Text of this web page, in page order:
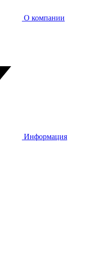
О компании
Информация